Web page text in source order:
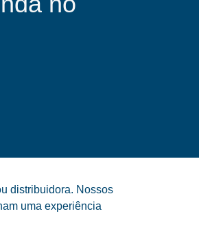
distribuidora. Nossos
uma experiência